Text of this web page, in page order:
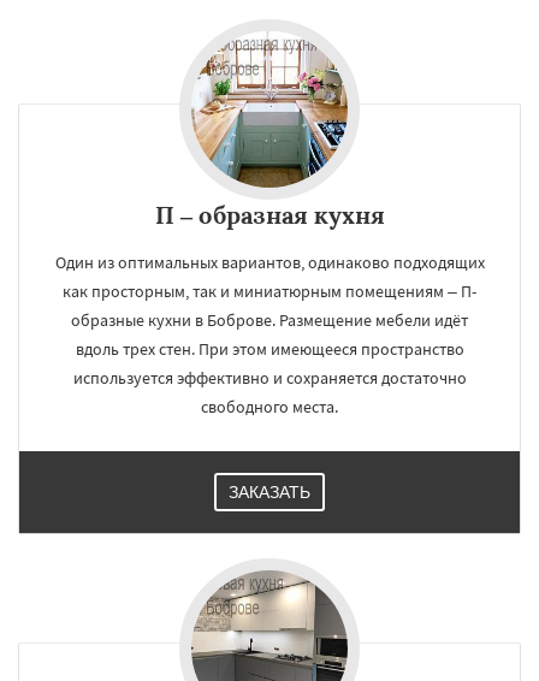
П – образная кухня
Один из оптимальных вариантов, одинаково подходящих
как просторным, так и миниатюрным помещениям – П-
образные кухни в Боброве. Размещение мебели идёт
вдоль трех стен. При этом имеющееся пространство
используется эффективно и сохраняется достаточно
свободного места.
ЗАКАЗАТЬ